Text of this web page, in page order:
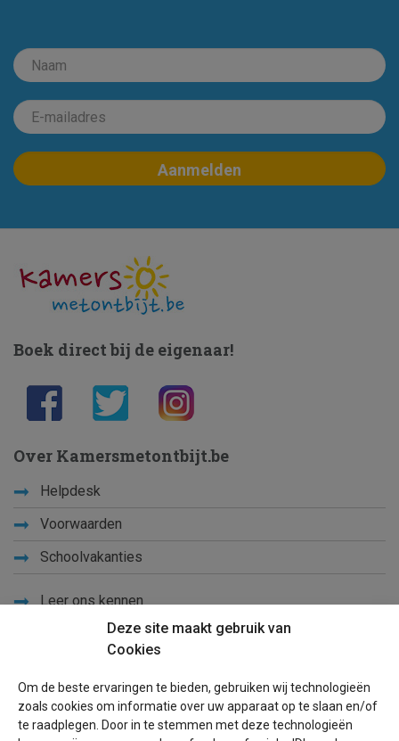
Deze site maakt gebruik van
Cookies
Om de beste ervaringen te bieden, gebruiken wij technologieën
zoals cookies om informatie over uw apparaat op te slaan en/of
te raadplegen. Door in te stemmen met deze technologieën
Boek direct bij de eigenaar!
Over Kamersmetontbijt.be
Helpdesk
Voorwaarden
Schoolvakanties
Leer ons kennen
Sitemap
Blog